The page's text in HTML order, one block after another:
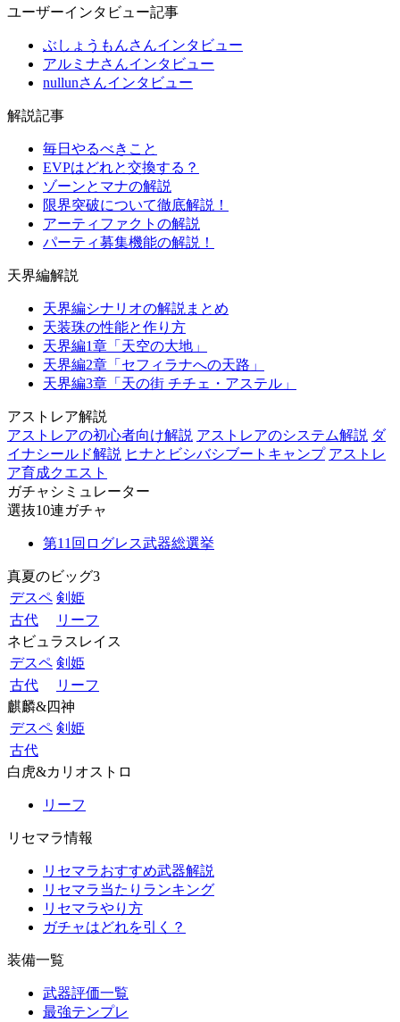
ユーザーインタビュー記事
ぶしょうもんさんインタビュー
アルミナさんインタビュー
nullunさんインタビュー
解説記事
毎日やるべきこと
EVPはどれと交換する？
ゾーンとマナの解説
限界突破について徹底解説！
アーティファクトの解説
パーティ募集機能の解説！
天界編解説
天界編シナリオの解説まとめ
天装珠の性能と作り方
天界編1章「天空の大地」
天界編2章「セフィラナへの天路」
天界編3章「天の街 チチェ・アステル」
アストレア解説
アストレアの初心者向け解説 アストレアのシステム解説 ダ
イナシールド解説 ヒナとビシバシブートキャンプ アストレ
ア育成クエスト
ガチャシミュレーター
選抜10連ガチャ
第11回ログレス武器総選挙
真夏のビッグ3
デスペ 剣姫
古代
リーフ
ネビュラスレイス
デスペ 剣姫
古代
リーフ
麒麟&四神
デスペ 剣姫
古代
白虎&カリオストロ
リーフ
リセマラ情報
リセマラおすすめ武器解説
リセマラ当たりランキング
リセマラやり方
ガチャはどれを引く？
装備一覧
武器評価一覧
最強テンプレ